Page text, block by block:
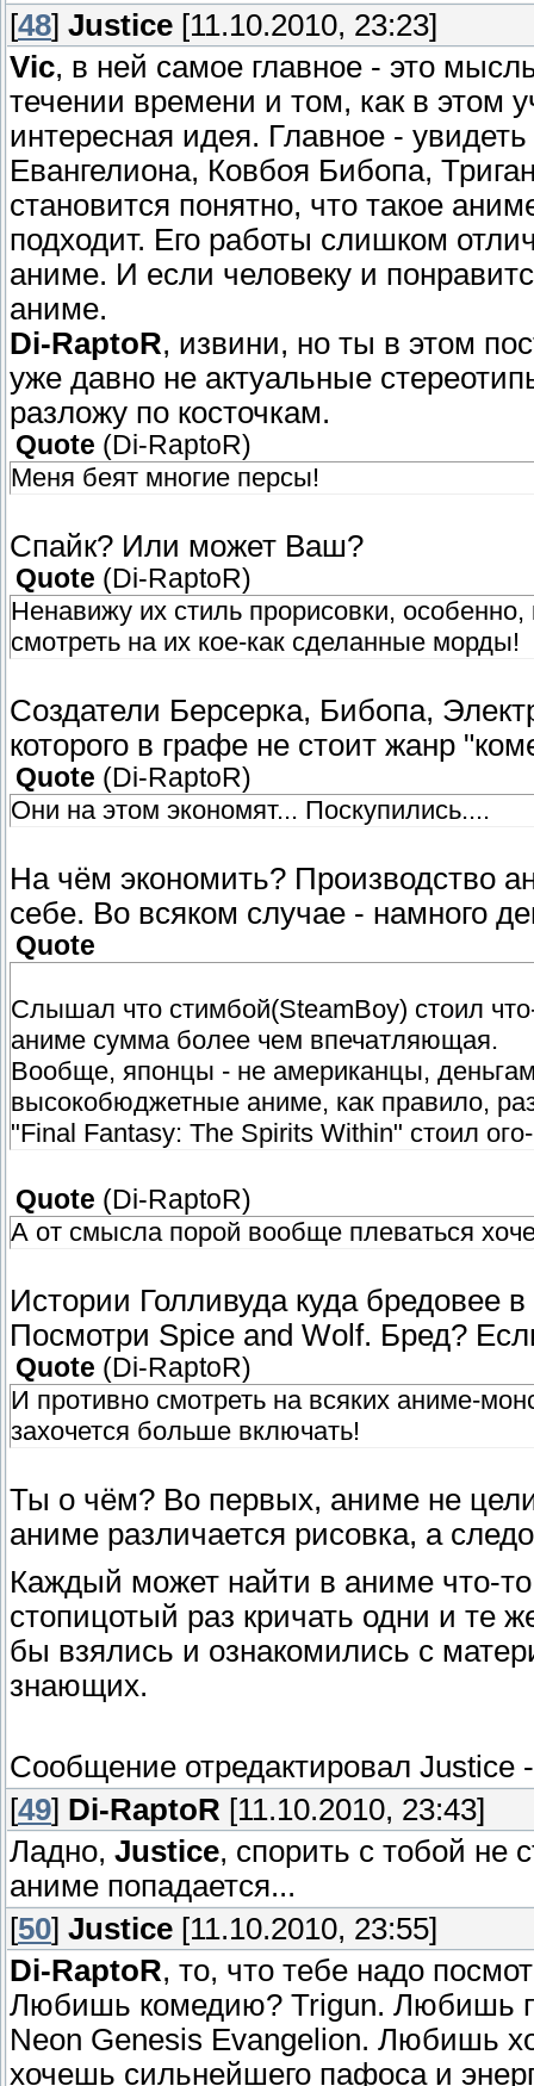
[48] Justice [11.10.2010, 23:23]
Vic, в ней самое главное - это
течении времени и том, как в этом
интересная идея. Главное -
Евангелиона, Ковбоя Бибопа,
становится понятно, что такое
подходит. Его работы слишком
аниме. И если человеку и
аниме.
Di-RaptoR, извини, но ты в этом
уже давно не актуальные
разложу по косточкам.
Quote (Di-RaptoR)
Меня беят многие персы!
Спайк? Или может Ваш?
Quote (Di-RaptoR)
Ненавижу их стиль прорисовки,
смотреть на их кое-как сделанные морды!
Создатели Берсерка, Бибопа,
которого в графе не стоит жанр
Quote (Di-RaptoR)
Они на этом экономят... Поскупились....
На чём экономить? Производство
себе. Во всяком случае - намного
Quote
Слышал что стимбой(SteamBoy) стоил
аниме сумма более чем впечатляющая.
Вообще, японцы - не американцы,
высокобюджетные аниме, как правило,
"Final Fantasy: The Spirits Within" стоил
Quote (Di-RaptoR)
А от смысла порой вообще плеваться
Истории Голливуда куда бредовее
Посмотри Spice and Wolf. Бред?
Quote (Di-RaptoR)
И противно смотреть на всяких аниме-
захочется больше включать!
Ты о чём? Во первых, аниме не
аниме различается рисовка, а
Каждый может найти в аниме что-
стопицотый раз кричать одни и те
бы взялись и ознакомились с
знающих.
Сообщение отредактировал Justice
[49] Di-RaptoR [11.10.2010, 23:43]
Ладно, Justice, спорить с тобой не
аниме попадается...
[50] Justice [11.10.2010, 23:55]
Di-RaptoR, то, что тебе надо
Любишь комедию? Trigun. Любишь
Neon Genesis Evangelion. Любишь
хочешь сильнейшего пафоса и